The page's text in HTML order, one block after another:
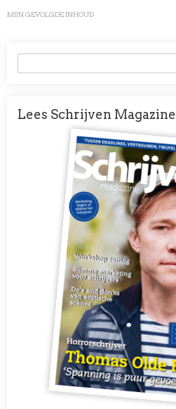
MIJN GEVOLGDE INHOUD
Lees Schrijven Magazine
Afbeelding